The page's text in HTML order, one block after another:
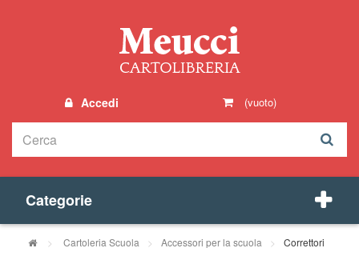
Accedi (vuoto)
Categorie
> Cartoleria Scuola > Accessori per la scuola > Correttori